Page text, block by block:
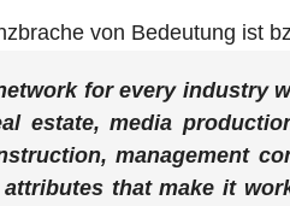
von Bedeu­tung ist
for every indus­try
estate, media
manage­ment
that make it